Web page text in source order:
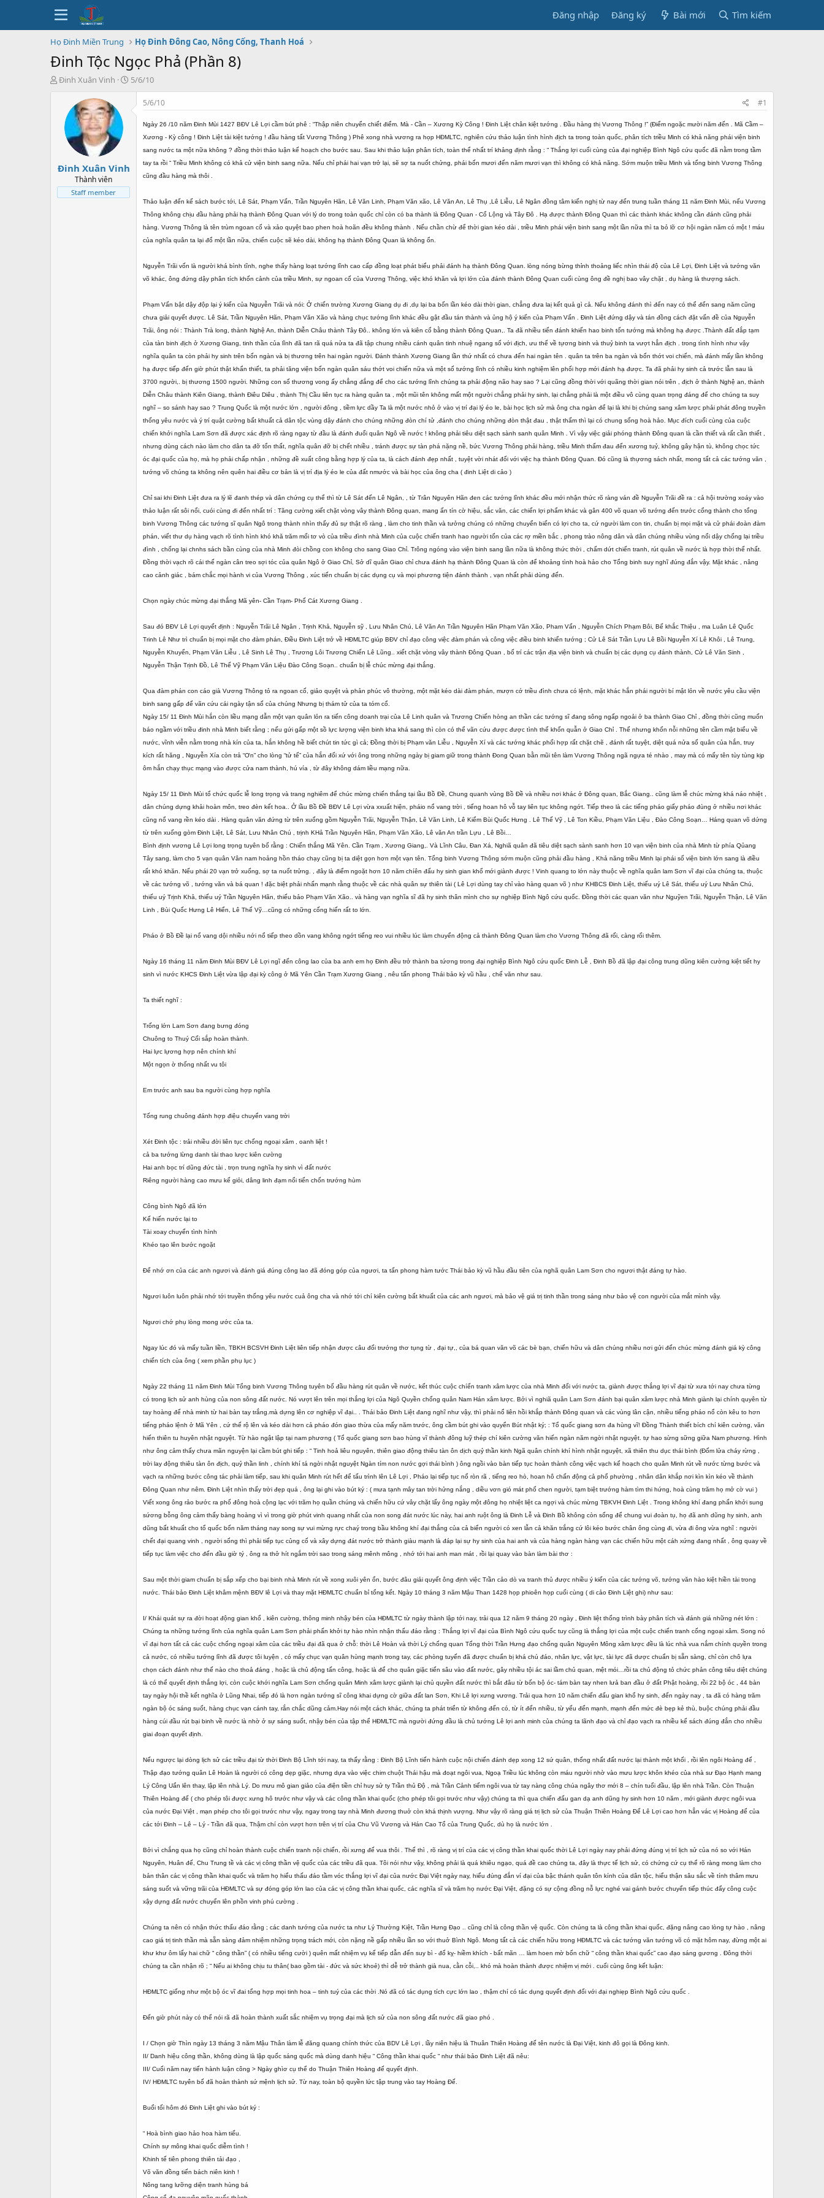
Đăng nhập Đăng ký Bài mới Tìm kiếm
Họ Đinh Miền Trung Họ Đinh Đông Cao, Nông Cống, Thanh Hoá
Đinh Tộc Ngọc Phả (Phần 8)
T
a
t
e
Đinh Xuân Vinh
N
5/6/10
Đinh Xuân Vinh
Thành viên
Staff member
5/6/10 #1
Ngày 26 /10 năm Đinh Mùi 1427 BĐV Lê Lợi cầm bút phê : “Thập niên chuyển chiết điểm. Mà - Cần – Xương Kỳ Công ! Đinh Liệt chân kiệt tướng . Đầu hàng thị Vương Thông !” (Điểm ngoặc mười năm đến . Mã Cầm –
Xương - Kỳ công ! Đinh Liệt tài kiệt tướng ! đầu hàng tất Vương Thông ) Phê xong nhà vương ra họp HĐMLTC, nghiên cứu thảo luận tình hình địch ta trong toàn quốc, phân tích triều Minh có khả năng phái viện binh
sang nước ta một nữa không ? đồng thời thảo luận kế hoạch cho bước sau. Sau khi thảo luận phân tích, toàn thể nhất trí khảng định rằng : “ Thắng lợi cuối cùng của đại nghiệp Bình Ngô cứu quốc đã nằm trong tầm
tay ta rồi “ Triều Minh không có khả cử viện binh sang nữa. Nếu chỉ phái hai vạn trở lại, sẽ sợ ta nuốt chửng, phái bốn mươi đến năm mươi vạn thì không có khả năng. Sớm muộn triều Minh và tổng binh Vương Thông
cũng đầu hàng mà thôi .
Thảo luận đến kế sách bước tới, Lê Sát, Phạm Vấn, Trần Nguyên Hãn, Lê Văn Linh, Phạm Văn xão, Lê Văn An, Lê Thụ ,Lê Liễu, Lê Ngân đồng tâm kiến nghị từ nay đến trung tuần tháng 11 năm Đinh Mùi, nếu Vương
Thông không chịu đầu hàng phải hạ thành Đông Quan với lý do trong toàn quốc chỉ còn có ba thành là Đông Quan - Cổ Lộng và Tây Đô . Hạ được thành Đông Quan thì các thành khác không cần đánh cũng phải
hàng. Vương Thông là tên trùm ngoan cố và xảo quyệt bao phen hoà hoãn đều không thành . Nếu chần chừ để thời gian kéo dài , triều Minh phái viện binh sang một lần nữa thì ta bỏ lỡ cơ hội ngàn năm có một ! máu
của nghĩa quân ta lại đổ một lần nữa, chiến cuộc sẽ kéo dài, không hạ thành Đông Quan là không ổn.
Nguyễn Trãi vốn là người khá bình tĩnh, nghe thấy hàng loạt tướng lĩnh cao cấp đồng loạt phát biểu phải đánh hạ thành Đông Quan. lòng nóng bừng thỉnh thoảng liếc nhìn thái độ của Lê Lợi, Đinh Liệt và tướng văn
võ khác, ông đứng dậy phân tích khốn cảnh của triều Minh, sự ngoan cố của Vương Thông, việc khó khăn và lợi lớn của đánh thành Đông Quan cuối cùng ông đề nghị bao vây chặt , dụ hàng là thượng sách.
Phạm Vấn bật dậy độp lại ý kiến của Nguyễn Trãi và nói: Ở chiến trường Xương Giang dụ đi ,dụ lại ba bốn lần kéo dài thời gian, chẳng đưa laị kết quả gì cả. Nếu không đánh thì đến nay có thể đến sang năm cũng
chưa giải quyết được. Lê Sát, Trần Nguyên Hãn, Phạm Văn Xão và hàng chục tướng lĩnh khác đều gật đầu tán thành và ủng hộ ý kiến của Phạm Vấn . Đinh Liệt đứng dậy và tán đồng cách đặt vấn đề của Nguyễn
Trãi, ông nói : Thành Trà long, thành Nghệ An, thành Diễn Châu thành Tây Đô.. không lớn và kiên cố bằng thành Đông Quan,. Ta đã nhiều tiến đánh khiến hao binh tốn tướng mà không hạ được .Thành đất đắp tạm
của tàn binh địch ở Xương Giang, tinh thần của lĩnh đã tan rã quá nửa ta đã tập chung nhiều cánh quân tinh nhuệ ngang số với địch, ưu thế về tựơng binh và thuỷ binh ta vượt hẳn địch . trong tình hình như vậy
nghĩa quân ta còn phải hy sinh trên bốn ngàn và bị thương trên hai ngàn người. Đánh thành Xương Giang lần thứ nhất có chưa đến hai ngàn tên . quân ta trên ba ngàn và bốn thớt voi chiến, mà đánh mấy lần không
hạ được tiếp đến giờ phút thật khẩn thiết, ta phải tăng viện bốn ngàn quân sáu thớt voi chiến nữa và một số tướng lĩnh có nhiều kinh nghiệm lên phối hợp mới đánh hạ được. Ta đã phải hy sinh cả trước lẫn sau là
3700 người,. bị thương 1500 người. Những con số thương vong ấy chẳng đắng để cho các tướng lĩnh chúng ta phải động não hay sao ? Lại cũng đồng thời với quãng thời gian nói trên , địch ở thành Nghệ an, thành
Diễn Châu thành Kiên Giang, thành Điêu Diêu , thành Thị Cầu liên tục ra hàng quân ta , một mũi tên không mất một người chẳng phải hy sinh, lại chẳng phải là một điều vô cùng quan trọng đáng để cho chúng ta suy
nghĩ – so sánh hay sao ? Trung Quốc là một nước lớn , người đông , tiềm lực dầy Ta là một nước nhỏ ở vào vị trí đại lý éo le, bài học lịch sử mà ông cha ngàn để lại là khi bị chúng sang xâm lược phải phát đông truyền
thống yêu nước và ý trí quật cường bất khuất cả dân tộc vùng dậy đánh cho chúng những đòn chí tử ,đánh cho chúng những đòn thật đau , thật thấm thì lại có chung sống hoà hảo. Mục đích cuối cùng của cuộc
chiến khởi nghĩa Lam Sơn đã được xác định rõ ràng ngay từ đầu là đánh đuổi quân Ngô về nước ! không phải tiêu diệt sạch sành sanh quân Minh . Vì vậy việc giải phóng thành Đông quan là cần thiết và rất cần thiết ,
nhưng dùng cách nào làm cho dân ta đỡ tổn thất, nghĩa quân đỡ bị chết nhiều , tránh được sự tàn phá nặng nề, bức Vương Thông phải hàng, triều Minh thấm đau đến xương tuỷ, không gây hận tù, không chọc tức
óc đại quốc của họ, mà họ phải chấp nhận , những đề xuất công bằng hợp lý của ta, là cách đánh đẹp nhất , tuyệt vời nhát đối với việc hạ thành Đông Quan. Đó cũng là thựơng sách nhất, mong tất cả các tướng văn ,
tướng võ chúng ta không nên quên hai điều cơ bản là vị trí địa lý éo le của đất nmước và bài học của ông cha ( đinh Liệt di cảo )
Chỉ sai khi Đinh Liệt đưa ra lý lẽ đanh thép và dân chứng cụ thể thì từ Lê Sát đến Lê Ngân, , từ Trân Nguyên Hãn đen các tướng lĩnh khác đều mới nhận thức rõ ràng ván đề Nguyễn Trãi đề ra : cả hội trường xoáy vào
thảo luận rất sôi nổi, cuói cùng đi đến nhất trí : Tăng cường xiết chặt vòng vây thành Đông quan, mang ấn tín cờ hiệu, sắc văn, các chiến lợi phẩm khác và gân 400 võ quan võ tướng đến trước cổng thành cho tổng
binh Vương Thông các tướng sĩ quân Ngô trong thành nhìn thấy đủ sự thật rõ ràng , làm cho tinh thần và tưởng chúng có những chuyển biến có lợi cho ta, cứ người làm con tin, chuẩn bị mọi mặt và cử phái đoàn đàm
phán, viết thư dụ hàng vạch rõ tình hình khó khă trăm mối tơ vò của triều đình nhà Minh của cuộc chiến tranh hao người tốn của các rợ miền bắc , phong trào nông dân và dân chúng nhiều vùng nổi dậy chống lại triều
đình , chống lại chnhs sách bần cùng của nhà Minh đòi chồng con không cho sang Giao Chỉ. Trông ngóng vào viện binh sang lần nữa là không thức thời , chấm dứt chiến tranh, rút quân về nước là hợp thời thế nhất.
Đồng thời vạch rõ cái thế ngàn cân treo sợi tóc của quân Ngô ở Giao Chỉ, Sở dĩ quân Giao chỉ chưa đánh hạ thành Đông Quan là còn để khoảng tình hoà hảo cho Tổng binh suy nghĩ đúng đắn vậy. Mặt khác , nâng
cao cảnh giác , bám chắc mọi hành vi của Vương Thông , xúc tiến chuẩn bị các dụng cụ và mọi phương tiện đánh thành , vạn nhất phải dùng đến.
Chọn ngày chúc mừng đại thắng Mã yên- Cần Trạm- Phố Cát Xương Giang .
Sau đó BĐV Lê Lợi quyết định : Nguyễn Trãi Lê Ngân , Trịnh Khả, Nguyễn sỹ , Lưu Nhân Chú, Lê Văn An Trần Nguyên Hãn Phạm Văn Xão, Pham Vấn , Nguyễn Chích Phạm Bôi, Bế khắc Thiệu , ma Luân Lê Quốc
Trinh Lê Như trì chuẩn bị mọi mặt cho đàm phán, Điều Đinh Liệt trở về HĐMLTC giúp BĐV chỉ đạo công việc đàm phán và công việc điều binh khiển tướng ; Cử Lê Sát Trần Lựu Lê Bồi Nguyễn Xí Lê Khôi , Lê Trung,
Nguyễn Khuyển, Phạm Văn Liễu , Lê Sinh Lê Thụ , Trương Lôi Trương Chiến Lê Lũng.. xiết chặt vòng vây thành Đông Quan , bố trí các trận địa viện binh và chuẩn bị các dụng cụ đánh thành, Cử Lê Văn Sinh ,
Nguyễn Thận Trịnh Đồ, Lê Thế Vỹ Phạm Văn Liệu Đào Công Soạn.. chuẩn bị lễ chúc mừng đại thắng.
Qua đàm phán con cáo già Vương Thông tỏ ra ngoan cố, giảo quyệt và phản phúc vô thường, một mặt kéo dài đàm phán, mượn cớ triều đình chưa có lệnh, mặt khác hắn phái người bí mật lỏn về nước yêu cầu viện
binh sang gấp để vãn cứu cái ngày tận số của chúng Nhưng bị thám tử của ta tóm cổ.
Ngày 15/ 11 Đinh Mùi hắn còn liều mạng dẫn một vạn quân lỏn ra tiến công doanh trại của Lê Linh quân và Trương Chiến hòng an thần các tướng sĩ đang sông ngấp ngoải ở ba thành Giao Chỉ , đồng thời cũng muốn
báo ngầm với triều đinh nhà Minh biết rằng ; nếu gứi gấp một sồ lực lượng viện binh kha khá sang thì còn có thể vãn cứu được được tình thế khốn quẫn ở Giao Chỉ . Thế nhưng khốn nỗi những tên cầm mật biểu về
nước, vĩnh viễn nằm trong nhà kín của ta, hắn không hề biết chút tin tức gì cả; Đồng thời bị Phạm văn Liễu , Nguyễn Xí và các tướng khác phối hợp rất chặt chẽ , đánh rất tuyệt, diệt quá nửa số quân của hắn, truy
kích rất hăng , Nguyễn Xía còn trả “Ơn” cho lòng “tử tế” của hắn đối xứ với ông trong những ngày bị giam giữ trong thành Đong Quan bằn mũi tên làm Vương Thông ngã ngựa té nhào , may mà có mấy tên tùy tùng kịp
ôm hắn chạy thục mạng vào được cửa nam thành, hú vía , từ đây không dám liều mạng nữa.
Ngày 15/ 11 Đinh Mùi tổ chức quốc lễ long trọng và trang nghiêm để chúc mừng chiến thắng tại lầu Bồ Đề, Chung quanh vùng Bồ Đề và nhiều nơi khác ở Đông quan, Bắc Giang.. cũng làm lễ chúc mừng khá náo nhiệt ,
dân chúng dựng khải hoàn môn, treo đèn kết hoa.. Ở lầu Bồ Đề BĐV Lê Lợi vừa xxuất hiện, pháio nổ vang trời , tiếng hoan hô vỗ tay liên tục không ngớt. Tiếp theo là các tiếng pháo giấy pháo đùng ở nhiều nơi khác
cũng nổ vang rền kéo dài . Hàng quân văn đứng từ trên xuống gồm Nguyễn Trãi, Nguyễn Thận, Lê Văn Linh, Lê Kiểm Bùi Quốc Hưng . Lê Thế Vỹ , Lê Ton Kiều, Phạm Văn Liệu , Đào Công Soạn… Háng quan võ dứng
từ trên xuống gòm Đinh Liệt, Lê Sát, Lưu Nhân Chú , trịnh KHả Trần Nguyên Hãn, Phạm Văn Xão, Lê văn An trần Lựu , Lê Bồi…
Bình định vương Lê Lợi long trọng tuyên bố rằng : Chiến thắng Mã Yên. Cần Trạm , Xương Giang,. Và Lĩnh Câu, Đan Xá, Nghiã quân đã tiêu diệt sạch sành sanh hơn 10 vạn viện binh của nhà Minh từ phía Qủang
Tây sang, làm cho 5 vạn quân Vân nam hoảng hồn tháo chạy cũng bị ta diệt gọn hơn một vạn tên. Tổng binh Vương Thông sớm muộn cũng phải đầu hàng , Khả năng triều Minh lại phái số viện binh lớn sang là điều
rất khó khăn. Nếu phái 20 vạn trở xuống, sợ ta nuốt trửng. , đây là điểm ngoặt hơn 10 năm chíên đấu hy sinh gian khổ mới giành được ! Vinh quang to lớn này thuộc về nghĩa quân lam Sơn vĩ đại của chúng ta, thuộc
về các tướng võ , tướng văn và bá quan ! đặc biệt phải nhấn mạnh rằng thuộc về các nhà quân sự thiên tài ( Lê Lợi dùng tay chỉ vào hàng quan võ ) như KHBCS Đinh Liệt, thiếu uý Lê Sát, thiếu uý Lưu Nhân Chú,
thiếu uý Trịnh Khả, thiếu uý Trần Nguyên Hãn, thiếu bảo Phạm Văn Xão.. và hàng vạn nghĩa sĩ đã hy sinh thân mình cho sự nghiệp Bình Ngô cứu quốc. Đồng thời các quan văn như Nguỹen Trãi, Nguyễn Thận, Lê Văn
Linh , Bùi Quốc Hưng Lê Hiển, Lê Thế Vỹ…cũng có những cống hiến rất to lớn.
Pháo ở Bồ Đề lại nổ vang dội nhiều nới nổ tiếp theo dồn vang không ngớt tiếng reo vui nhiều lúc làm chuyển động cả thành Đông Quan làm cho Vương Thông đã rối, càng rối thêm.
Ngày 16 tháng 11 năm Đinh Mùi BĐV Lê Lợi ngĩ đến công lao của ba anh em họ Đinh đều trở thành ba tứơng trong đại nghiệp Bình Ngô cứu quốc Đinh Lễ , Đinh Bồ đã lập đại công trung dũng kiên cường kiệt tiết hy
sinh vì nước KHCS Đinh Liệt vừa lập đại kỳ công ở Mã Yên Cần Trạm Xương Giang , nêu tấn phong Thái bảo kỳ vũ hầu , chế văn như sau.
Ta thiết nghĩ :
Trống lớn Lam Sơn đang bưng đóng
Chuông to Thuý Cối sắp hoàn thành.
Hai lực lựơng hợp nên chính khí
Một ngọn ờ thống nhất vu tôi
Em trước anh sau ba người cùng hợp nghĩa
Tống rung chuông đánh hợp điệu chuyển vang trời
Xét Đinh tộc : trải nhiều đời liên tục chống ngoại xâm , oanh liệt !
cả ba tướng lừng danh tài thao lược kiên cường
Hai anh bọc trí dũng đức tài , trọn trung nghĩa hy sinh vì đất nước
Riêng người hàng cao mưu kế giỏi, dâng linh đạm nổi tiến chốn trướng hùm
Công bình Ngô đã lớn
Kế hiến nước lại to
Tài xoay chuyển tình hình
Khéo tạo lên bước ngoặt
Để nhớ ơn của các anh ngươi và đánh giá đúng công lao đã đóng góp của ngươi, ta tấn phong hàm tước Thái bảo kỳ vũ hầu đầu tiên của nghã quân Lam Sơn cho ngươi thật đáng tự hào.
Ngươi luôn luôn phải nhớ tới truyền thống yêu nước cuả ông cha và nhớ tới chí kiên cường bất khuất của các anh ngươi, mà bảo vệ giá trị tinh thần trong sáng như bảo vệ con người của mắt mình vậy.
Ngươi chớ phụ lòng mong ước của ta.
Ngay lúc đó và mấy tuần liền, TBKH BCSVH Đinh Liệt liên tiếp nhận được câu đối trướng thơ tụng từ , đại tự,, của bá quan văn võ các bè bạn, chiến hữu và dân chúng nhiều nơi gửi đến chúc mừng đánh giá kỳ công
chiến tích của ông ( xem phần phụ lục )
Ngày 22 tháng 11 năm Đinh Mùi Tổng binh Vương Thông tuyên bố đầu hàng rút quân về nước, kết thúc cuộc chíến tranh xâm lược của nhà Minh đối với nước ta, giành được thắng lợi vĩ đại từ xưa tới nay chưa từng
có trong lịch sử anh hùng của non sông đất nước. Nó vượt lên trên mọi thắng lợi của Ngô Quyền chống quân Nam Hán xâm lược. Bởi vì nghiã quân Lam Sơn đánh bại quân xâm lược nhà Minh giành lại chính quyên từ
tay hoàng đế nhà minh từ hai bàn tay trắng.mà dựng lên cơ nghiệp vĩ đại.. . Thái bảo Đinh Liệt đang nghĩ như vậy, thì phải nổ liên hồi khắp thành Đông quan và các vùng lân cận, nhiều tiếng pháo nổ còn kêu to hơn
tiếng pháo lệnh ở Mã Yên , cứ thế rộ lên và kéo dài hơn cả pháo đón giao thừa của mấy năm trước, ông cầm bút ghi vào quyển Bút nhật ký; : Tổ quốc giang sơn đa hùng vĩ! Đồng Thành thiết bích chí kiên cường, văn
hiến thiên tu huyên nhật nguyệt. Từ hào ngật lập tại nam phương ( Tổ quốc giang sơn bao hùng vĩ thành đông luỹ thép chí kiên cường văn hiến ngàn năm ngời nhật nguyệt. tự hao sừng sững giữa Nam phương. Hình
như ông cảm thấy chưa mãn nguyện lại cầm bút ghi tiếp : “ Tinh hoả liêu nguyên, thiên giao động thiêu tàn ôn dịch quỷ thần kinh Ngã quân chính khí hình nhật nguyệt, xã thiên thu dục thái bình (Đốm lửa cháy rừng ,
trời lay động thiêu tàn ôn địch, quỷ thần linh , chính khí tá ngời nhật nguyệt Ngàn tím non nước gợi thái bình ) ông ngồi vào bàn tiếp tục hoàn thành công việc vạch kế hoạch cho quân Minh rút về nước từng bước và
vạch ra những bước công tác phải làm tiếp, sau khi quân Minh rút hết để tấu trình lên Lê Lợi , Pháo lại tiếp tục nổ ròn rã , tiếng reo hò, hoan hô chấn động cả phổ phường , nhân dân khắp nơi kìn kìn kéo về thành
Đông Quan như nêm. Đinh Liệt nhìn thấy trời đẹp quá , ông lại ghi vào bút ký : ( mưa tạnh mây tan trời hửng nắng , diều vơn gió mát phố chen người, tạm biệt trướng hàm tìm thi hứng, hoà cùng trăm họ mở cờ vui )
Viết xong ông rảo bước ra phố đông hoà cộng lạc với trăm họ quần chúng và chiến hữu cứ vây chặt lấy ông ngày một đông họ nhiệt liệt ca ngợi và chúc mừng TBKVH Đinh Liệt . Trong không khí đang phấn khởi sung
sứơng bỗng ông cảm thấy bàng hoàng vì vì trong giờ phút vinh quang nhất của non song đát nước lúc này, hai anh ruột ông là Đinh Lễ và Đinh Bồ không còn sống để chung vui đoàn tụ, họ đã anh dũng hy sinh, anh
dũng bất khuất cho tổ quốc bốn năm tháng nay song sự vui mừng rực chaý trong bầu không khí đại thắng của cả biển người có xen lẫn cả khăn trắng cứ lôi kéo bước chân ông cùng đi, vừa đi ông vừa nghĩ : người
chết đại quang vinh , người sống thì phải tiếp tục củng cố và xây dựng đát nước trở thành giàu mạnh là đáp lại sự hy sinh của hai anh và của hàng ngàn hàng vạn các chiến hữu một cáh xứng đang nhất , ông quay về
tiếp tục làm việc cho đến đầu giờ tý , ông ra thở hít ngắm trời sao trong sáng mênh mông , nhớ tới hai anh man mát , rồi lại quay vào bàn làm bài thơ :
Sau một thời giam chuẩn bị sắp xếp cho bại binh nhà Minh rút về xong xuôi yên ổn, bước đâu giải quyết ông định việc Trần cảo dò va tranh thủ được nhiều ý kiến của các tướng võ, tướng văn hào kiệt hiền tài trong
nước. Thái bảo Đinh Liệt khâm mệnh BĐV lê Lợi và thay mặt HĐMLTC chuẩn bỉ tổng kết. Ngày 10 tháng 3 năm Mậu Than 1428 họp phioên họp cuối cùng ( di cảo Đinh Liệt ghi) như sau:
I/ Khái quát sự ra đời hoạt động gian khổ , kiên cường, thông minh nhậy bén của HĐMLTC từ ngày thành lập tới nay, trải qua 12 năm 9 tháng 20 ngày , Đinh liệt thống trình bày phân tích và đánh giá những nét lớn :
Chúng ta những tướng lĩnh của nghĩa quân Lam Sơn phải phấn khởi tự hào nhìn nhận thấu đáo rằng : Thắng lợi vĩ đại của Bình Ngô cứu quốc tuy cũng là thắng lợi của một cuộc chiến tranh cống ngoại xâm. Song nó
vĩ đại hơn tất cả các cuộc chống ngoại xâm của các triều đại đã qua ở chỗ: thời Lê Hoàn và thời Lý chống quan Tống thời Trần Hưng đạo chống quân Nguyên Mông xâm lược đều là lúc nhà vua nắm chính quyền trong
cả nước, có nhiều tướng lĩnh đã được tôi luyện , có mấy chục vạn quân hùng mạnh trong tay, các phòng tuyến đã được chuẩn bị khá chú đáo, nhân lực, vật lực, tài lực đã dược chuẩn bị sẵn sàng, chỉ còn chô lựa
chọn cách đánh như thế nào cho thoả đáng , hoặc là chủ động tấn công, hoặc là để cho quân giặc tiến sâu vào đất nước, gây nhiều tội ác sai lầm chủ quan, mệt mói…rồi ta chủ động tỏ chức phản công tiêu diệt chúng
là có thể quyết định thắng lợi, còn cuộc khới nghĩa Lam Sơn chống quân Minh xâm lược giành lại chủ quyền đất nước thì bắt đâu từ bốn bộ óc- tám bàn tay nhen lưả ban đầu ở đất Phật hoàng, rồi 22 bộ óc , 44 bàn
tay ngày hội thề kết nghĩa ở Lũng Nhai, tiếp đó là hơn ngàn tướng sĩ công khai dựng cờ giữa đất lan Sơn, Khi Lê lợi xưng vương. Trải qua hơn 10 năm chiến đấu gian khổ hy sinh, đến ngày nay , ta đã có hàng trăm
ngàn bộ óc sáng suốt, hàng chục vạn cánh tay, rắn chắc dũng cảm.Hay nói một cách khác, chúng ta phát triển từ không đến có, từ ít đến nhiều, từ yếu đến mạnh, mạnh đến mức đè bẹp kẻ thù, buộc chúng phải đầu
hàng cúi đầu rút bại binh về nước là nhờ ở sự sáng suốt, nhậy bén của tập thể HĐMLTC mà người đứng đầu là chủ tướng Lê lợi anh minh của chúng ta lãnh đạo và chỉ đạo vạch ra nhiều kế sách đúng đắn cho nhiều
giai đoạn quyết định.
Nếu ngược lại dòng lịch sử các triều đại từ thời Đinh Bộ Lĩnh tới nay, ta thấy rằng : Đinh Bộ Lĩnh tiến hành cuộc nội chiến đánh dẹp xong 12 sứ quân, thống nhất đất nước lại thành một khối , rồi lên ngôi Hoàng đế ,
Thập đạo tướng quân Lê Hoàn là người có công dẹp giặc, nhưng dựa vào việc chim chuột Thái hậu mà đoạt ngôi vua, Ngoạ Triều lúc không còn máu người nhờ vào mưu lược khôn khéo của nhà sư Đạo Hạnh mang
Lý Công Uẩn lên thay, lập lên nhà Lý. Do mưu mô gian giảo của điện tiền chỉ huy sử ty Trần thủ Độ , mà Trần Cảnh tiếm ngôi vua từ tay nàng công chúa ngây thơ mới 8 – chín tuổi đầu, lập lên nhà Trần. Còn Thuận
Thiên Hoàng đế ( cho phép tôi được xưng hô trước như vậy và các công thần khai quốc (cho phép tôi gọi trước như vậy) chúng ta thì qua chiến đấu gan dạ anh dũng hy sinh hơn 10 năm , mới giành được ngôi vua
của nước Đại Việt , mạn phép cho tôi gọi trước như vậy, ngay trong tay nhà Minh đương thuở còn khá thịnh vượng. Như vậy rõ ràng giá trị lịch sử của Thuận Thiên Hoàng Đế Lê Lợi cao hơn hẳn vác vị Hoàng đế của
các tới Đinh – Lê – Lý - Trần đã qua, Thậm chí còn vượt hơn trên vị trí của Chu Vũ Vương và Hán Cao Tổ của Trung Quốc, dù họ là nước lớn .
Bởi vì chắng qua họ cũng chỉ hoàn thành cuộc chiến tranh nội chiến, rồi xưng đế vua thôi . Thế thì , rõ ràng vị trí của các vị công thần khai quốc thời Lê Lợi ngày nay phải đứng đúng vị trí lịch sử của nó so với Hán
Nguyên, Huân đế, Chu Trung tề và các vị công thần vệ quốc của các triều đã qua. Tôi nói như vậy, không phải là quá khiêu ngạo, quá đề cao chúng ta, đây là thực tế lịch sử, có chứng cứ cụ thể rõ ràng mong làm cho
bản thân các vị công thần khai quốc và trăm họ hiểu thấu đáo tầm vóc thắng lợi vĩ đại của nước Đại Việt ngày nay, hiểu đúng đắn ví đại của bậc thánh quân tôn kính của dân tộc, hiểu thận sâu sắc về tính thâm mưu
sáng suốt và vững trãi của HĐMLTC và sự đóng góp lớn lao của các vị công thần khai quốc, các nghĩa sĩ và trăm họ nước Đại Việt, đặng có sự cộng đồng nỗ lực nghé vai gánh bước chuyển tiếp thúc đẩy công cuộc
xậy dựng đất nước chuyển lên phồn vinh phú cường .
Chúng ta nên có nhận thức thấu đáo rằng ; các danh tướng của nước ta như Lý Thường Kiệt, Trần Hưng Đạo .. cũng chỉ là công thần vệ quốc. Còn chúng ta là công thần khai quốc, đặng nâng cao lòng tự hào , nâng
cao giá trị tinh thần mà sẵn sàng đảm nhiệm những trọng trách mới, còn nặng nề gấp nhiều lần so với thuở Bình Ngô. Mong tất cả các chiến hữu trong HĐMLTC và các tướng văn tướng võ có mặt hôm nay, đừng một ai
khư khư ôm lấy hai chữ “ công thần” ( có nhiều tiếng cười ) quên mất nhiệm vụ kế tiếp dẫn đến suy bì - đố kỵ- hiềm khích - bất mãn … làm hoen mờ bốn chữ “ công thần khai quốc” cao đạo sáng gương . Đông thời
chúng ta cần nhận rõ ; “ Nếu ai không chịu tu thân( bao gồm tài - đức và sức khoẻ) thì dễ trở thành già nua, cằn cỗi,.. khó mà hoàn thành được nhiệm vị mới . cuối cùng ông kết luận:
HĐMLTC giống như một bộ óc vĩ đai tổng hợp mọi tinh hoa – tinh tuý của các thời .Nó đã có tác dụng tích cực lớn lao , thậm chí có tác dụng quyết định đối với đại nghiẹp Bình Ngô cứu quốc .
Đến giờ phút này có thể nói rã đã hoàn thành xuất sắc nhiệm vụ trọng đại mà lịch sử của non sông đất nước đã giao phó .
I / Chọn giờ Thìn ngày 13 tháng 3 năm Mậu Thân làm lễ đăng quang chính thức của BDV Lê Lợi , lầy niên hiệu là Thuân Thiên Hoàng đế tên nước là Đại Việt, kinh đô gọi là Đông kinh.
II/ Danh hiệu công thần, không dùng là lập quốc sáng quốc mà dùng danh hiệu “ Công thần khai quốc “ như thái bảo Đinh Liệt đã nêu:
III/ Cuối năm nay tiến hành luận công > Ngày ghìơ cụ thể do Thuận Thiên Hoàng đế quyết định.
IV/ HĐMLTC tuyên bố đã hoàn thành sứ mệnh lịch sử. Từ nay, toàn bộ quyền lức tập trung vào tay Hoàng Đế.
Buổi tối hôm đó Đinh Liệt ghi vào bút ký :
“ Hoà bình giao hảo hoa hàm tiếu.
Chính sự mông khai quốc diễm tình !
Khinh tế tiên phong thiên tải đạo ,
Võ văn đồng tiến bách niên kinh !
Nông tang lưỡng diện tranh hùng bá